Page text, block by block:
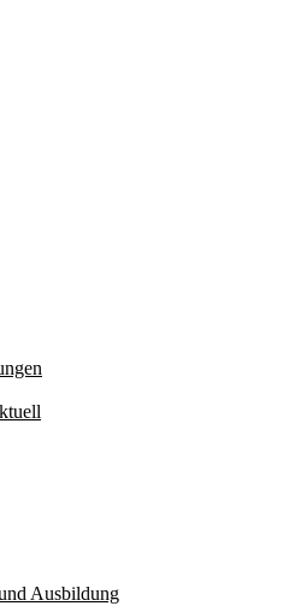
Ausbildung